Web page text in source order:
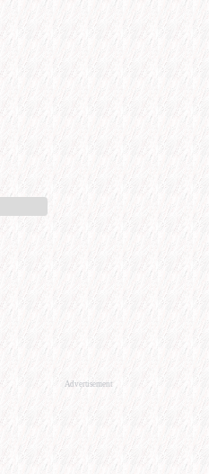
Advertisement